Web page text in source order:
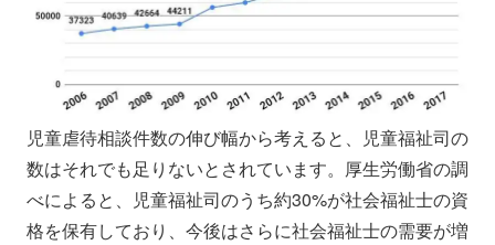
児童虐待相談件数の伸び幅から考えると、児童福祉司の
数はそれでも足りないとされています。厚生労働省の調
べによると、児童福祉司のうち約30%が社会福祉士の資
格を保有しており、今後はさらに社会福祉士の需要が増